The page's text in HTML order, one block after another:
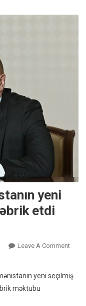
yeni
etdi
Leave A CommentOn
yeni seçilmiş
məktubu